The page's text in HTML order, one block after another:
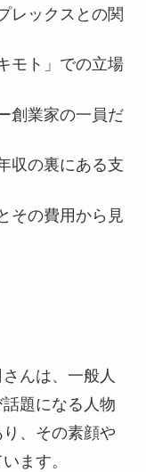
レックスとの関
モト」での立場
創業家の一員だ
収の裏にある支
その費用から見
んは、一般人
題になる人物
、その素顔や
ます。